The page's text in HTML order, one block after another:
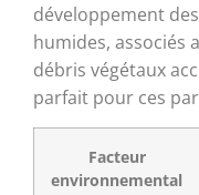
développement
humides, associés
débris végétaux
parfait pour ces
Facteur
environnemental